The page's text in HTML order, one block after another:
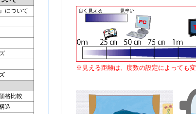
※見える距離は、度数の設定によっても変